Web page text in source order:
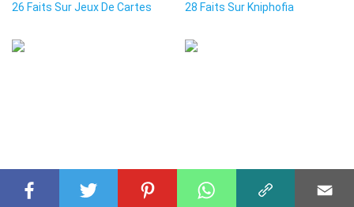
26 Faits Sur Jeux De Cartes 28 Faits Sur Kniphofia
CÉLÉBRITÉ 02 Déc 2024 BIOLOGIE 29 Nov 2024